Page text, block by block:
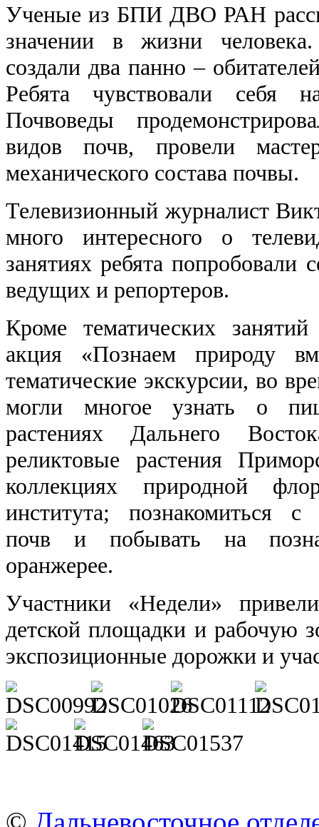
Ученые из БПИ ДВО РАН
значении в жизни
создали два панно –
Ребята чувствовали себя
Почвоведы
видов почв, провели
механического состава почвы.
Телевизионный журналист
много интересного о
занятиях ребята попробовали
ведущих и репортеров.
Кроме тематических
акция «Познаем природу
тематические экскурсии, во
могли многое узнать о
растениях Дальнего
реликтовые растения
коллекциях природной
института; познакомиться с
почв и побывать на
оранжерее.
Участники «Недели»
детской площадки и рабочую
экспозиционные дорожки и